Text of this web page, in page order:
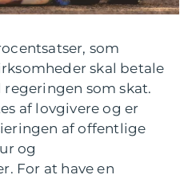
som
skal betale
som skat.
af lovgivere og er
af offentlige
og
For at have en